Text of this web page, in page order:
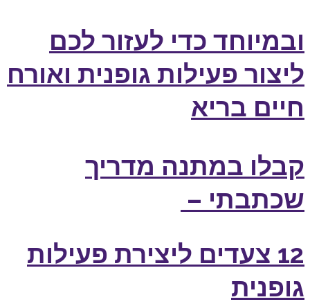
ובמיוחד כדי לעזור לכם
ליצור פעילות גופנית ואורח
חיים בריא
קבלו במתנה מדריך
שכתבתי –
12 צעדים לי
צירת פעילות
גופנית